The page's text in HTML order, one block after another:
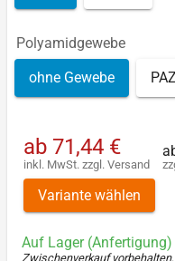
Polyamidgewebe
ohne Gewebe
ab 71,44 €
inkl. MwSt. zzgl. Versand
Variante wählen
Auf Lager (Anfertigung)
Zwischenverkauf vorbehalten.